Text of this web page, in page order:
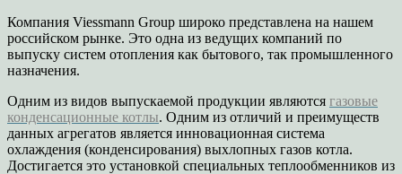
Компания Viessmann Group широко представлена на нашем
российском рынке. Это одна из ведущих компаний по
выпуску систем отопления как бытового, так промышленного
назначения.
Одним из видов выпускаемой продукции являются газовые
конденсационные котлы. Одним из отличий и преимуществ
данных агрегатов является инновационная система
охлаждения (конденсирования) выхлопных газов котла.
Достигается это установкой специальных теплообменников из